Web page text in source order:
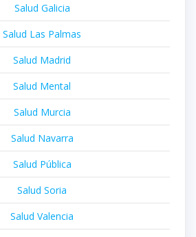
Salud Galicia
Salud Las Palmas
Salud Madrid
Salud Mental
Salud Murcia
Salud Navarra
Salud Pública
Salud Soria
Salud Valencia